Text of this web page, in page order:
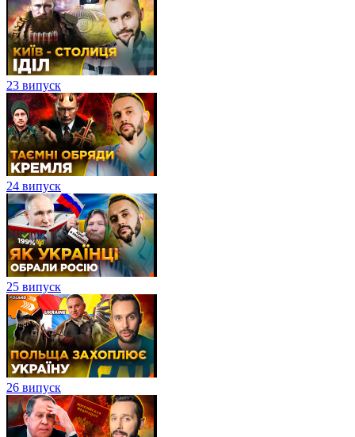
23 випуск
24 випуск
25 випуск
26 випуск